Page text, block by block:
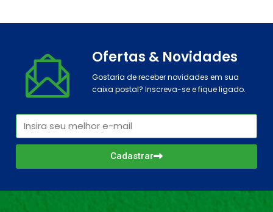
Ofertas & Novidades
Gostaria de receber novidades em sua
caixa postal? Inscreva-se e fique ligado.
Cadastrar